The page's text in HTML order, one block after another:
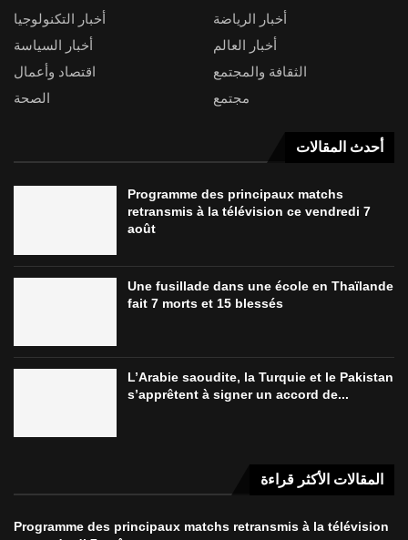
أخبار التكنولوجيا
أخبار الرياضة
أخبار السياسة
أخبار العالم
اقتصاد وأعمال
الثقافة والمجتمع
الصحة
مجتمع
أحدث المقالات
Programme des principaux matchs
retransmis à la télévision ce vendredi 7
août
Une fusillade dans une école en Thaïlande
fait 7 morts et 15 blessés
L’Arabie saoudite, la Turquie et le Pakistan
s’apprêtent à signer un accord de...
المقالات الأكثر قراءة
Programme des principaux matchs retransmis à la télévision